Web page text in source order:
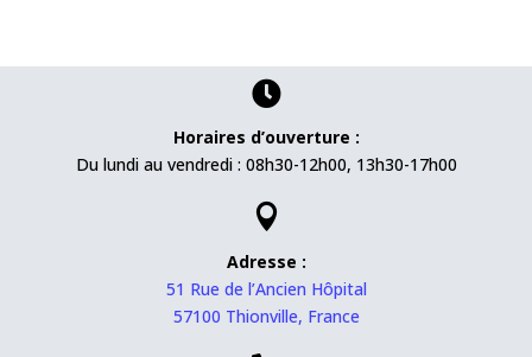

Horaires d’ouverture :
Du lundi au vendredi : 08h30-12h00, 13h30-17h00

Adresse :
51 Rue de l’Ancien Hôpital
57100 Thionville, France